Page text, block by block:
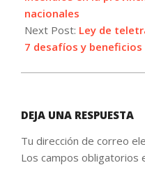
nacionales
Next Post: Ley de
7 desafíos y
DEJA UNA RESPUESTA
Tu dirección de correo
Los campos obligatorios